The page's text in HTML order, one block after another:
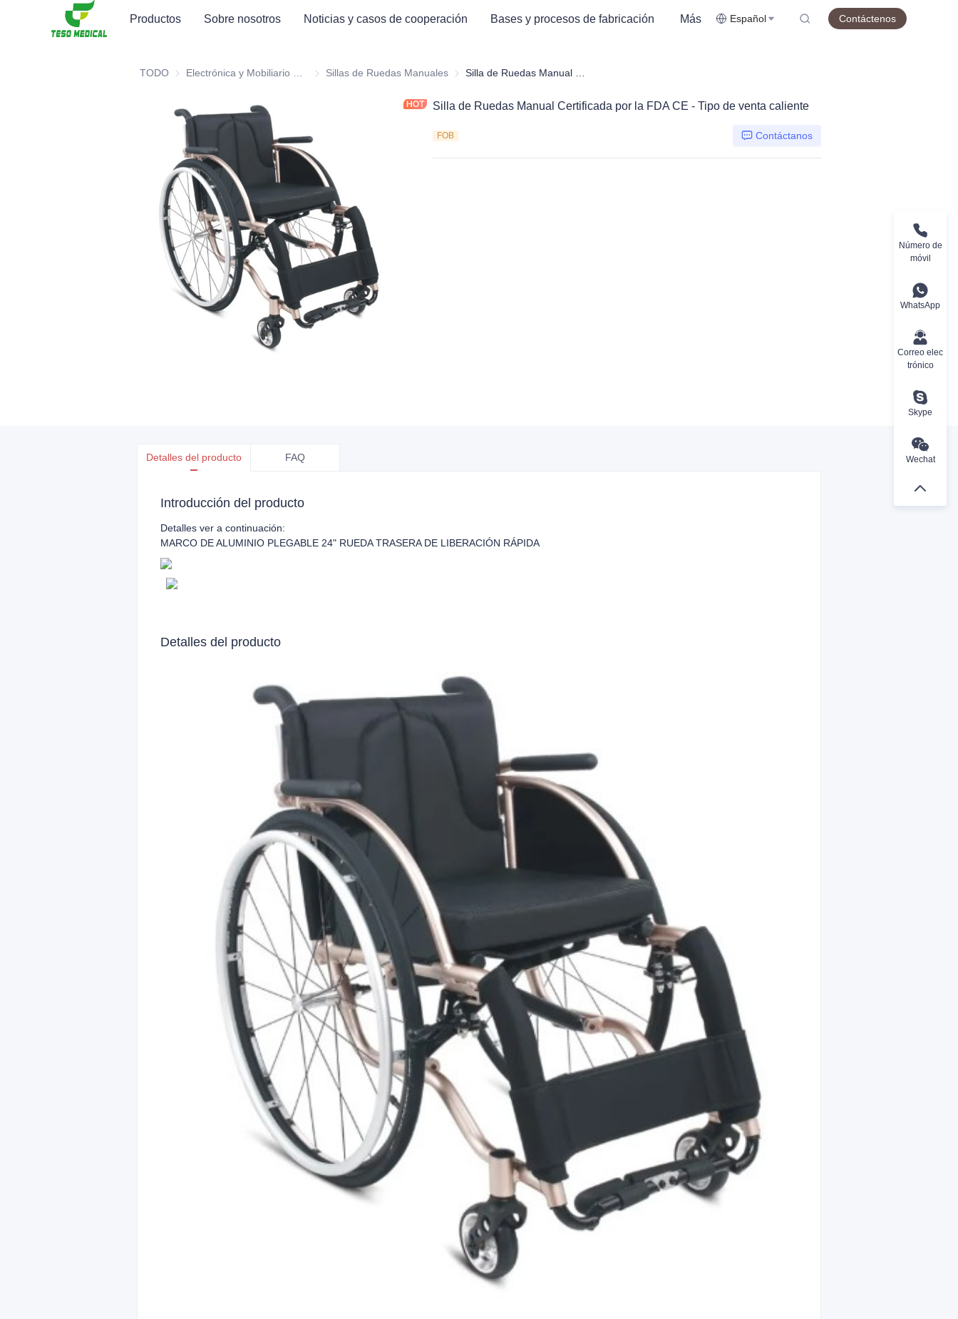
Productos Sobre nosotros Noticias y casos de cooperación Bases y procesos de fabricación Más Español Contáctenos
TODO Electrónica y Mobiliario Hospitalario para la Salud Médica
Sillas de Ruedas Manuales Sillas de Ruedas Manuales
Silla de Ruedas Manual Certificada por la FDA CE - Tipo de venta caliente
FOB Contáctanos
Detalles del producto FAQ
Introducción del producto
Detalles ver a continuación:
MARCO DE ALUMINIO PLEGABLE 24" RUEDA TRASERA DE LIBERACIÓN RÁPIDA
Detalles del producto
Número de
móvil
WhatsApp
Correo elec
trónico
Skype
Wechat